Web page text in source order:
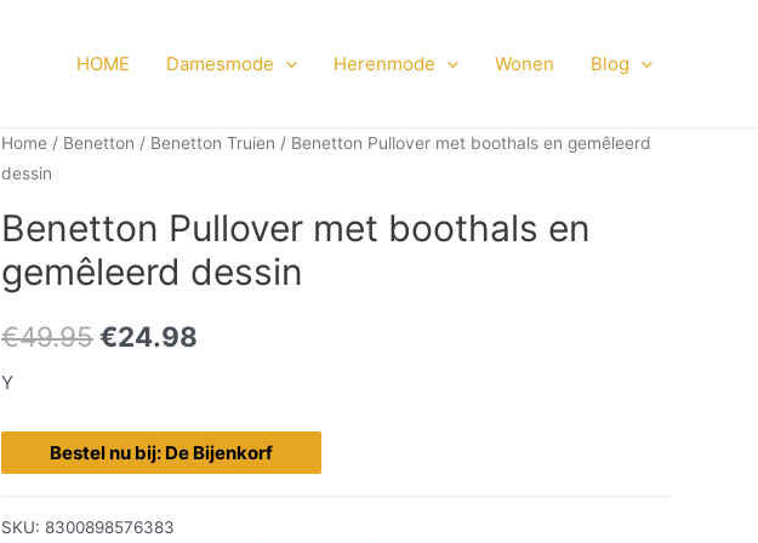
HOME Damesmode Herenmode Wonen Blog
Home / Benetton / Benetton Truien / Benetton Pullover met boothals en gemêleerd
dessin
Benetton Pullover met boothals en
gemêleerd dessin
€49.95€24.98
Y
Bestel nu bij: De Bijenkorf
SKU: 8300898576383